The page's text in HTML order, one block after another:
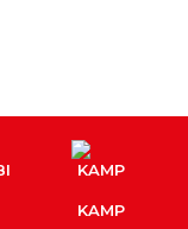
KAMP